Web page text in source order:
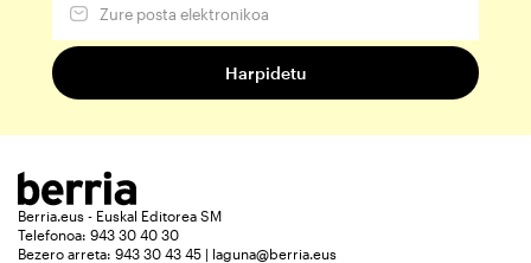
Berria.eus - Euskal Editorea SM
Telefonoa: 943 30 40 30
Bezero arreta: 943 30 43 45 | laguna@berria.eus